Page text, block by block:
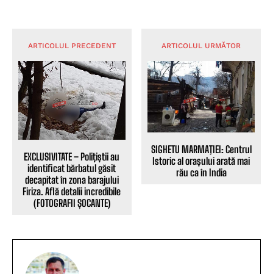
ARTICOLUL PRECEDENT
EXCLUSIVITATE – Polițiștii au
identificat bărbatul găsit
decapitat în zona barajului
Firiza. Află detalii incredibile
(FOTOGRAFII ȘOCANTE)
ARTICOLUL URMĂTOR
SIGHETU MARMAŢIEI: Centrul
Istoric al orașului arată mai
rău ca în India